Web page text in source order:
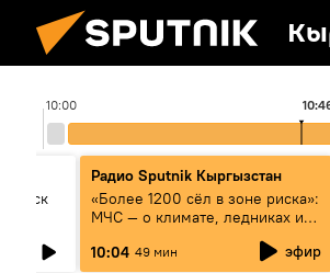
10:00
Радио Sputnik Кыргызстан
«Более 1200 сёл в зоне риска»:
МЧС — о климате, ледниках и
населения
10:04 49 мин эфир